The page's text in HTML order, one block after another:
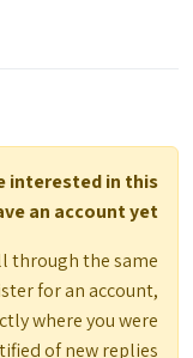
interested in this
an account yet.
through the same
for an account,
where you were
of new replies